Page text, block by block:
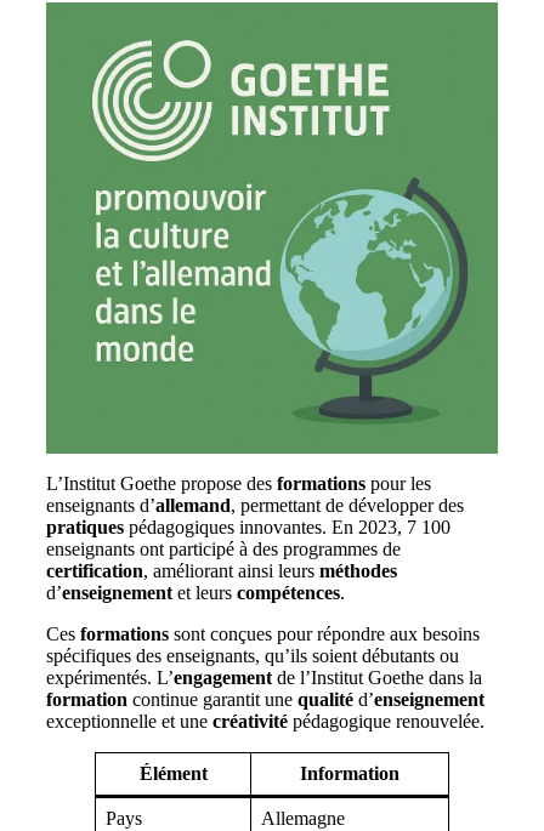
L’Institut Goethe propose des formations pour les
enseignants d’allemand, permettant de développer des
pratiques pédagogiques innovantes. En 2023, 7 100
enseignants ont participé à des programmes de
certification, améliorant ainsi leurs méthodes
d’enseignement et leurs compétences.
Ces formations sont conçues pour répondre aux besoins
spécifiques des enseignants, qu’ils soient débutants ou
expérimentés. L’engagement de l’Institut Goethe dans la
formation continue garantit une qualité d’enseignement
exceptionnelle et une créativité pédagogique renouvelée.
Élément Information
Pays Allemagne